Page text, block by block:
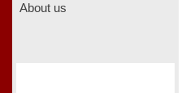
About us